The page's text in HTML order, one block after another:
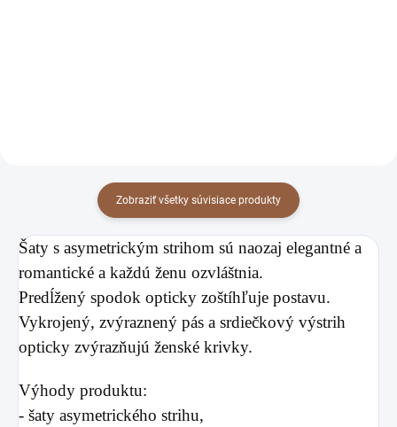
Zobraziť všetky súvisiace produkty
Šaty s asymetrickým strihom sú naozaj elegantné a
romantické a každú ženu ozvláštnia.
Predĺžený spodok opticky zoštíhľuje postavu.
Vykrojený, zvýraznený pás a srdiečkový výstrih
opticky zvýrazňujú ženské krivky.
Výhody produktu:
- šaty asymetrického strihu,